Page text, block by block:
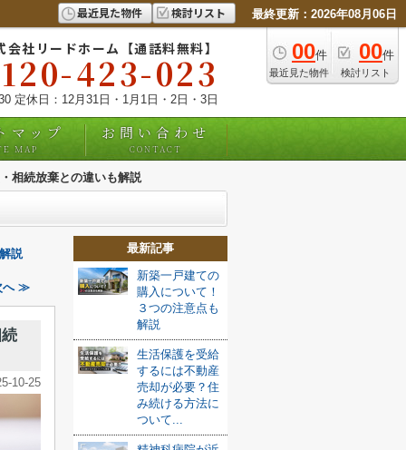
最近見た物件 検討リスト 最終更新：2026年08月06日
00件
最近見た物件
00件
検討リスト
会社リードホーム【通話料無料】
423-023
定休日：12月31日・1月1日・2日・3日
マップ
MAP
お問い合わせ
CONTACT
相続放棄との違いも解説
説
へ ≫
10-25
最新記事
新築一戸建ての
購入について！
３つの注意点も
解説
生活保護を受給
するには不動産
売却が必要？住
み続ける方法に
ついて...